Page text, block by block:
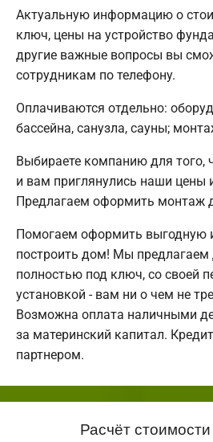
Актуальную информацию о
ключ, цены на устройство
другие важные вопросы вы
сотрудникам по телефону.
Оплачиваются отдельно:
бассейна, санузла, сауны;
Выбираете компанию для того,
и вам приглянулись наши цены
Предлагаем оформить монтаж
Помогаем оформить выгодную
построить дом! Мы
полностью под ключ, со своей
установкой - вам ни о чем не
Возможна оплата наличными
за материнский капитал.
партнером.
Расчёт